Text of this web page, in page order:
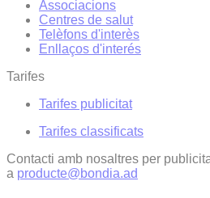
Associacions
Centres de salut
Telèfons d'interès
Enllaços d'interés
Tarifes
Tarifes publicitat
Tarifes classificats
Contacti amb nosaltres per
a producte@bondia.ad